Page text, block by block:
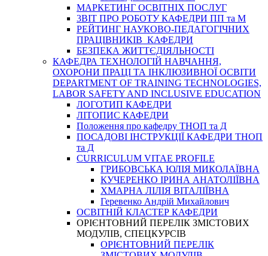
МАРКЕТИНГ ОСВІТНІХ ПОСЛУГ
3BIT ПРО РОБОТУ КАФЕДРИ ПП та М
РЕЙТИНГ НАУКОВО-ПЕДАГОГІЧНИХ
ПРАЦІВНИКІВ КАФЕДРИ
БЕЗПЕКА ЖИТТЄДІЯЛЬНОСТІ
КАФЕДРА ТЕХНОЛОГІЙ НАВЧАННЯ,
ОХОРОНИ ПРАЦІ ТА ІНКЛЮЗИВНОЇ ОСВІТИ
DEPARTMENT OF TRAINING TECHNOLOGIES,
LABOR SAFETY AND INCLUSIVE EDUCATION
ЛОГОТИП КАФЕДРИ
ЛІТОПИС КАФЕДРИ
Положення про кафедру ТНОП та Д
ПОСАДОВІ ІНСТРУКЦІЇ КАФЕДРИ ТНОП
та Д
CURRICULUM VITAE PROFILE
ГРИБОВСЬКА ЮЛІЯ МИКОЛАЇВНА
КУЧЕРЕНКО ІРИНА АНАТОЛІЇВНА
ХМАРНА ЛІЛІЯ ВІТАЛІЇВНА
Геревенко Андрій Михайлович
ОСВІТНІЙ КЛАСТЕР КАФЕДРИ
ОРІЄНТОВНИЙ ПЕРЕЛІК ЗМІСТОВИХ
МОДУЛІВ, СПЕЦКУРСІВ
ОРІЄНТОВНИЙ ПЕРЕЛІК